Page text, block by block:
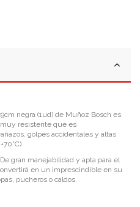
negra (1ud) de Muñoz Bosch es
resistente que es
golpes accidentales y altas
gran manejabilidad y apta para el
en un imprescindible en su
pucheros o caldos.